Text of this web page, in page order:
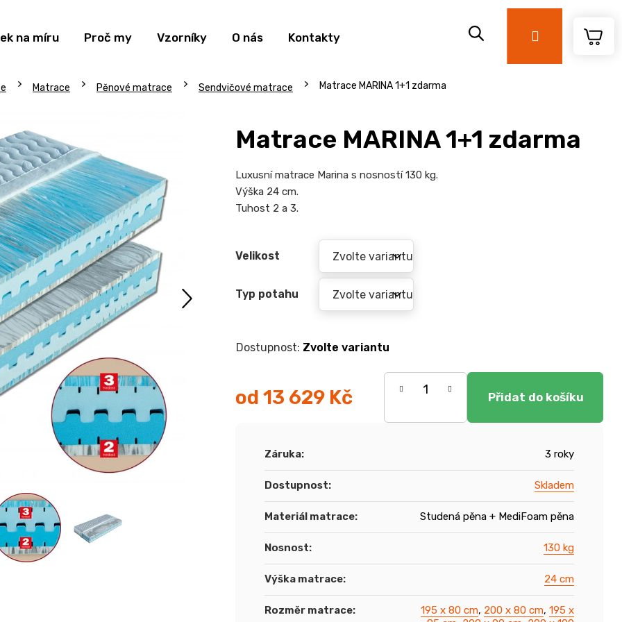
na míru Proč my Vzorníky O nás Kontakty
Matrace Pěnové matrace Sendvičové matrace Matrace MARINA 1+1 zdarma
Matrace MARINA 1+1 zdarma
Luxusní matrace Marina s nosností 130 kg.
Výška 24 cm.
Tuhost 2 a 3.
Velikost
Typ potahu
Zvolte variantu
od 13 629 Kč
cena:Záruka: 3 roky
Dostupnost: Skladem
Materiál matrace: Studená pěna + MediFoam pěna
Nosnost: 130 kg
Výška matrace: 24 cm
Rozměr matrace: 195 x 80 cm, 200 x 80 cm, 195 x